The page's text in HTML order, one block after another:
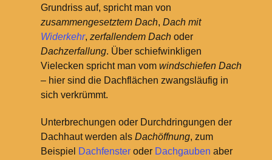
Grundriss auf, spricht man von
zusammengesetztem Dach, Dach mit
Widerkehr, zerfallendem Dachoder
Dachzerfallung. Über schiefwinkligen
Vielecken spricht man vom windschiefen Dach
– hier sind die Dachflächen zwangsläufig in
sich verkrümmt.
Unterbrechungen oder Durchdringungen der
Dachhaut werden als Dachöffnung, zum
Beispiel Dachfensteroder Dachgauben aber